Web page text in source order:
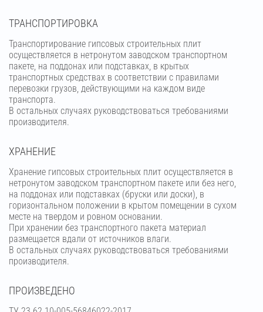
ТРАНСПОРТИРОВКА
Транспортирование гипсовых строительных плит
осуществляется в нетронутом заводском транспортном
пакете, на поддонах или подставках, в крытых
транспортных средствах в соответствии с правилами
перевозки грузов, действующими на каждом виде
транспорта.
В остальных случаях руководствоваться требованиями
производителя.
ХРАНЕНИЕ
Хранение гипсовых строительных плит осуществляется в
нетронутом заводском транспортном пакете или без него,
на поддонах или подставках (бруски или доски), в
горизонтальном положении в крытом помещении в сухом
месте на твердом и ровном основании.
При хранении без транспортного пакета материал
размещается вдали от источников влаги.
В остальных случаях руководствоваться требованиями
производителя.
ПРОИЗВЕДЕНО